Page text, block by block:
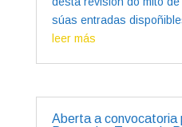
súas entradas
leer más
Aberta a convocatoria